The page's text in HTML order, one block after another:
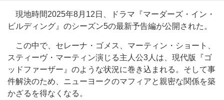
現地時間2025年8月12日、ドラマ『マーダーズ・イン・
ビルディング』のシーズン5の最新予告編が公開された。
この中で、セレーナ・ゴメス、マーティン・ショート、
スティーヴ・マーティン演じる主人公3人は、現代版『ゴ
ッドファーザー』のような状況に巻き込まれる。そして事
件解決のため、ニューヨークのマフィアと親密な関係を築
かざるを得なくなる。